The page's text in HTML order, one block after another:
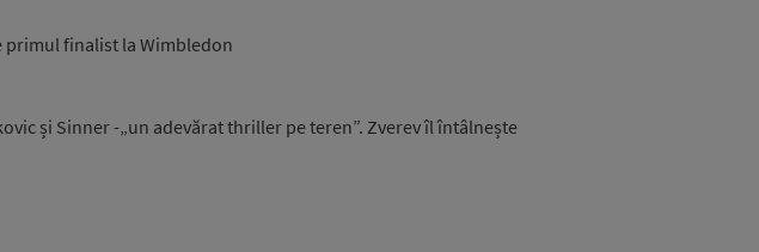
primul finalist la Wimbledon
și Sinner -„un adevărat thriller pe teren”. Zverev îl întâlnește